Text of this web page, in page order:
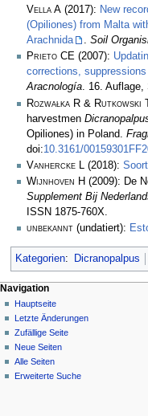
Vella A (2017): New
(Opiliones) from Malta
Arachnida
. Soil
Prieto CE (2007):
corrections,
Aracnología. 16. Auflage,
Rozwałka R & Rutkowski
harvestmen
Opiliones) in Poland.
doi:10.3161/
Vanhercke L (2018):
Wijnhoven H (2009): De
Supplement Bij
ISSN 1875-760X.
unbekannt (undatiert):
Kategorien: Dicranopalpus
Navigation
Hauptseite
Letzte Änderungen
Zufällige Seite
Neue Seiten
Alle Seiten
Erweiterte Suche